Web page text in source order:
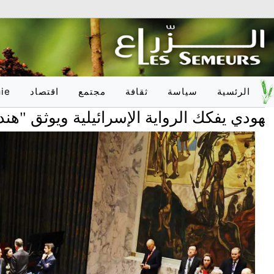
اقتصاد
وطـنـي
دولـي
مجتمع
تربية
صحّة
علوم
عدالة
ثقافة
أدب
فلسفة
فنون
فكر
اعلام
سياسة
وطـنـي
دولـي
الرئسية
الرواية الإسرائيلية ويوثق "هندسة